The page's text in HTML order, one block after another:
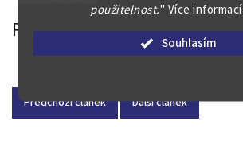
použitelnost." Více informací
Souhlasím
Padělky bankovky
Předchozí článek Další článek